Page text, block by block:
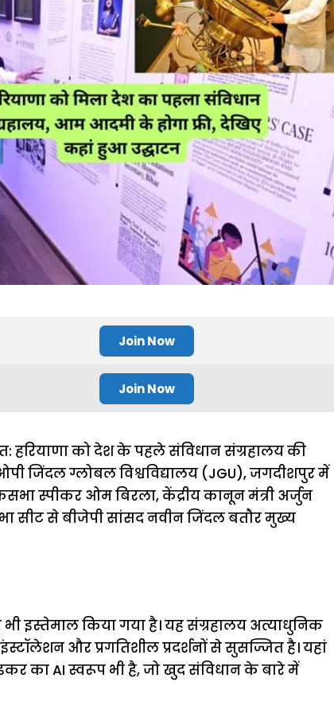
Join Now
Join Now
हरियाणा को देश के पहले संविधान संग्रहालय की
जिंदल ग्लोबल विश्वविद्यालय (JGU), जगदीशपुर में
स्पीकर ओम बिरला, केंद्रीय कानून मंत्री अर्जुन
सीट से बीजेपी सांसद नवीन जिंदल बतौर मुख्य
इस्तेमाल किया गया है। यह संग्रहालय अत्याधुनिक
और प्रगतिशील प्रदर्शनों से सुसज्जित है। यहां
का AI स्वरूप भी है, जो खुद संविधान के बारे में